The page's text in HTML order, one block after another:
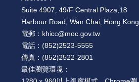
Suite 4907, 49/F Central Plaza,18
Harbour Road, Wan Chai, Hong Kong
電郵： khicc@moc.gov.tw
電話： (852)2523-5555
傳真： (852)2522-2801
最佳瀏覽環境：